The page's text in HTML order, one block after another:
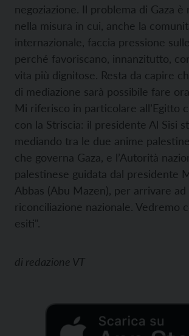
negoziazione. Il problema di Gaza è
nella misura in cui, anche la
internazionale, faccia pressione
perché favoriscano, innanzitutto,
vita più dignitose. Resta da capire
di mediazione sarà possibile fare
Mi riferisco in particolare all’Egitto
con la Striscia: il presidente Al Sisi
mediando tra le due anime
che governa Gaza, e l’Autorità
palestinese guidata dal presidente
Abbas (Abu Mazen), per arrivare ad
riconciliazione nazionale. Vedremo
esiti".
di redazione VT